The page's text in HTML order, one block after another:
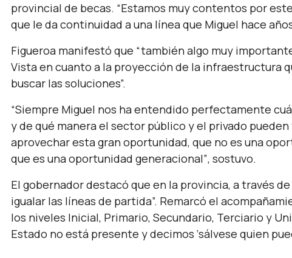
provincial de becas. “Estamos muy contentos por
que le da continuidad a una línea que Miguel hace
Figueroa manifestó que “también algo muy
Vista en cuanto a la proyección de la infraestructura
buscar las soluciones”.
“Siempre Miguel nos ha entendido perfectamente
y de qué manera el sector público y el privado
aprovechar esta gran oportunidad, que no es una
que es una oportunidad generacional”, sostuvo.
El gobernador destacó que en la provincia, a través
igualar las líneas de partida”. Remarcó el
los niveles Inicial, Primario, Secundario, Terciario y
Estado no está presente y decimos ‘sálvese quien